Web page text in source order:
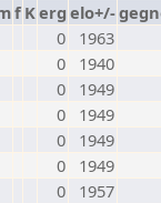
f Kerg elo+/-
0
1963
0
1940
0
1949
0
1949
0
1949
0
1949
0
1957